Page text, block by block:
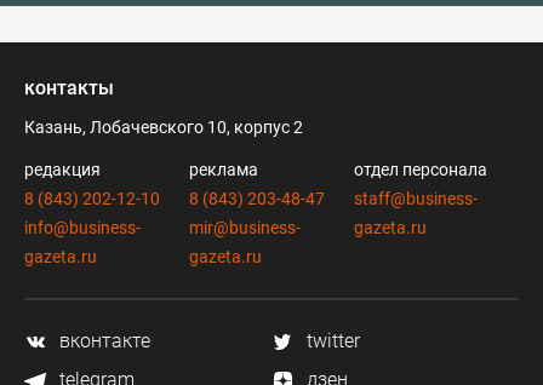
контакты
Казань, Лобачевского 10, корпус 2
редакция
8 (843) 202-12-10
info@business-
gazeta.ru
реклама
8 (843) 203-48-47
mir@business-
gazeta.ru
отдел персонала
staff@business-
gazeta.ru
вконтакте
twitter
telegram
дзен